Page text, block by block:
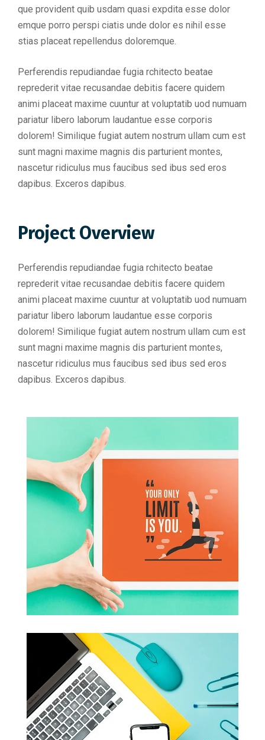
que provident quib usdam quasi expdita esse dolor
emque porro perspi ciatis unde dolor es nihil esse
stias placeat repellendus doloremque.
Perferendis repudiandae fugia rchitecto beatae
reprederit vitae recusandae debitis facere quidem
animi placeat maxime cuuntur at voluptatib uod numuam
pariatur libero laborum laudantue esse corporis
dolorem! Similique fugiat autem nostrum ullam cum est
sunt magni maxime magnis dis parturient montes,
nascetur ridiculus mus faucibus sed ibus sed eros
dapibus. Exceros dapibus.
Project Overview
Perferendis repudiandae fugia rchitecto beatae
reprederit vitae recusandae debitis facere quidem
animi placeat maxime cuuntur at voluptatib uod numuam
pariatur libero laborum laudantue esse corporis
dolorem! Similique fugiat autem nostrum ullam cum est
sunt magni maxime magnis dis parturient montes,
nascetur ridiculus mus faucibus sed ibus sed eros
dapibus. Exceros dapibus.